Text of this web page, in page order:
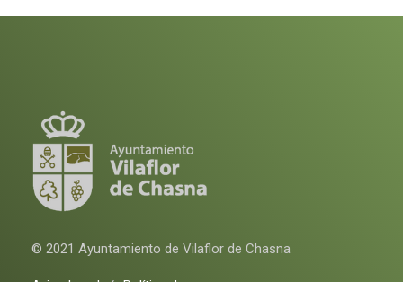
© 2021 Ayuntamiento de Vilaflor de Chasna